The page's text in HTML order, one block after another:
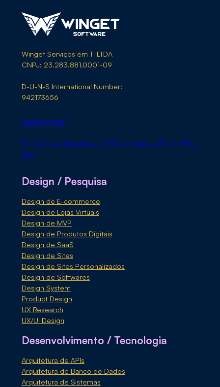
Winget Serviços em TI LTDA
CNPJ: 23.283.881.0001-09
D-U-N-S International Number:
942173656
Clutch Profile
R. Couto de Magalhães, 225, Alvorada – RS, 94810-
160
Design / Pesquisa
Design de E-commerce
Design de Lojas Virtuais
Design de MVP
Design de Produtos Digitais
Design de SaaS
Design de Sites
Design de Sites Personalizados
Design de Softwares
Design System
Product Design
UX Research
UX/UI Design
Desenvolvimento / Tecnologia
Arquitetura de APIs
Arquitetura de Banco de Dados
Arquitetura de Sistemas